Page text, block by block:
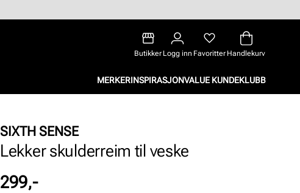
Butikker Logg inn Favoritter Handlekurv
MERKERINSPIRASJONVALUE KUNDEKLUBB
SIXTH SENSE
Lekker skulderreim til veske
Pris
299,-